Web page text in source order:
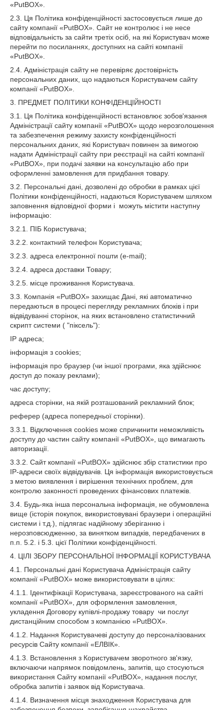
«PutBOX».
2.3. Ця Політика конфіденційності застосовується лише до
сайту компанії «PutBOX». Сайт не контролює і не несе
відповідальність за сайти третіх осіб, на які Користувач може
перейти по посиланнях, доступних на сайті компанії
«PutBOX».
2.4. Адміністрація сайту не перевіряє достовірність
персональних даних, що надаються Користувачем сайту
компанії «PutBOX».
3. ПРЕДМЕТ ПОЛІТИКИ КОНФІДЕНЦІЙНОСТІ
3.1. Ця Політика конфіденційності встановлює зобов'язання
Адміністрації сайту компанії «PutBOX» щодо нерозголошення
та забезпечення режиму захисту конфіденційності
персональних даних, які Користувач повинен за вимогою
надати Адміністрації сайту при реєстрації на сайті компанії
«PutBOX», при подачі заявки на консультацію або при
оформленні замовлення для придбання товару.
3.2. Персональні дані, дозволені до обробки в рамках цієї
Політики конфіденційності, надаються Користувачем шляхом
заповнення відповідної форми і можуть містити наступну
інформацію:
3.2.1. ПІБ Користувача;
3.2.2. контактний телефон Користувача;
3.2.3. адреса електронної пошти (e-mail);
3.2.4. адреса доставки Товару;
3.2.5. місце проживання Користувача.
3.3. Компанія «PutBOX» захищає Дані, які автоматично
передаються в процесі перегляду рекламних блоків і при
відвідуванні сторінок, на яких встановлено статистичний
скрипт системи ( "піксель"):
IP адреса;
інформація з cookies;
інформація про браузер (чи іншої програми, яка здійснює
доступ до показу реклами);
час доступу;
адреса сторінки, на якій розташований рекламний блок;
реферер (адреса попередньої сторінки).
3.3.1. Відключення cookies може спричинити неможливість
доступу до частин сайту компанії «PutBOX», що вимагають
авторизації.
3.3.2. Сайт компанії «PutBOX» здійснює збір статистики про
IP-адреси своїх відвідувачів. Ця інформація використовується
з метою виявлення і вирішення технічних проблем, для
контролю законності проведених фінансових платежів.
3.4. Будь-яка інша персональна інформація, не обумовлена
вище (історія покупок, використовувані браузери і операційні
системи і т.д.), підлягає надійному зберіганню і
нерозповсюдженню, за винятком випадків, передбачених в
п.п. 5.2. і 5.3. цієї Політики конфіденційності.
4. ЦІЛІ ЗБОРУ ПЕРСОНАЛЬНОЇ ІНФОРМАЦІЇ КОРИСТУВАЧА
4.1. Персональні дані Користувача Адміністрація сайту
компанії «PutBOX» може використовувати в цілях:
4.1.1. Ідентифікації Користувача, зареєстрованого на сайті
компанії «PutBOX», для оформлення замовлення,
укладення Договору купівлі-продажу товару чи послуг
дистанційним способом з компанією «PutBOX».
4.1.2. Надання Користувачеві доступу до персоналізованих
ресурсів Сайту компанії «ЕЛВІК».
4.1.3. Встановлення з Користувачем зворотного зв'язку,
включаючи напрямок повідомлень, запитів, що стосуються
використання Сайту компанії «PutBOX», надання послуг,
обробка запитів і заявок від Користувача.
4.1.4. Визначення місця знаходження Користувача для